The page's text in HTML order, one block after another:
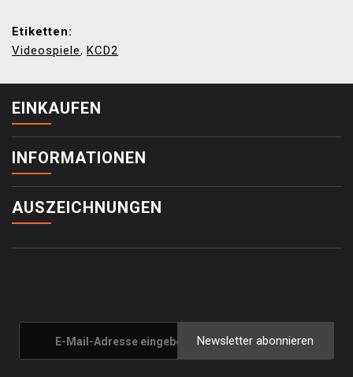
Etiketten:
Videospiele, KCD2
EINKAUFEN
INFORMATIONEN
AUSZEICHNUNGEN
Newsletter abonnieren